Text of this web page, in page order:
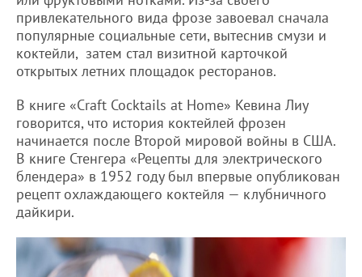
привлекательного вида фрозе завоевал сначала
популярные социальные сети, вытеснив смузи и
коктейли, затем стал визитной карточкой
открытых летних площадок ресторанов.
В книге «Craft Cocktails at Home» Кевина Лиу
говорится, что история коктейлей фрозен
начинается после Второй мировой войны в США.
В книге Стенгера «Рецепты для электрического
блендера» в 1952 году был впервые опубликован
рецепт охлаждающего коктейля — клубничного
дайкири.